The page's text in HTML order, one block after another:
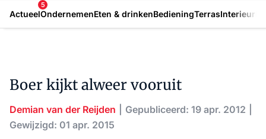
Actueel
5
OndernemenEten & drinkenBedieningTerrasInterieur
Boer kijkt alweer vooruit
Demian van der Reijden
Gepubliceerd: 19 apr. 2012
Gewijzigd: 01 apr. 2015